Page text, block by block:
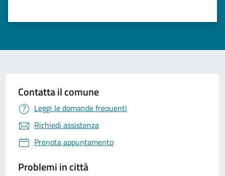
Contatta il comune
Leggi le domande frequenti
Richiedi assistenza
Prenota appuntamento
Problemi in città